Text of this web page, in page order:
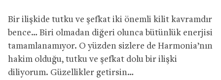
Bir ilişkide tutku ve şefkat iki önemli kilit kavramdır
bence… Biri olmadan diğeri olunca bütünlük enerjisi
tamamlanamıyor. O yüzden sizlere de Harmonia’nın
hakim olduğu, tutku ve şefkat dolu bir ilişki
diliyorum. Güzellikler getirsin…